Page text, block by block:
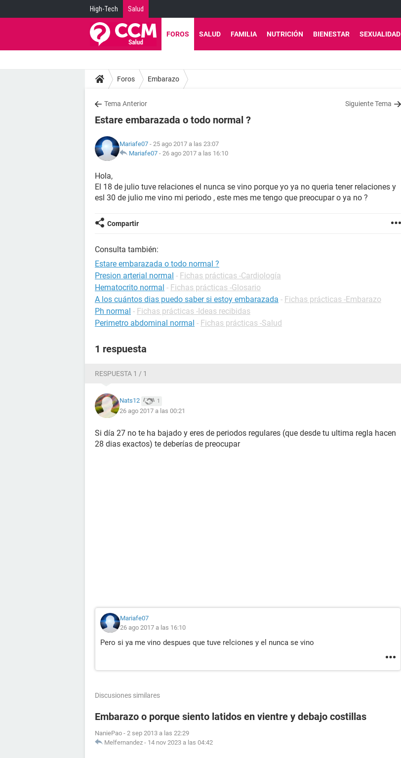
High-Tech Salud
FOROS SALUD FAMILIA NUTRICIÓN BIENESTAR SEXUALIDAD
Foros Embarazo
Tema Anterior Siguiente Tema
Estare embarazada o todo normal ?
Mariafe07 - 25 ago 2017 a las 23:07
Mariafe07 - 26 ago 2017 a las 16:10
Hola,
El 18 de julio tuve relaciones el nunca se vino porque yo ya no queria tener relaciones y
esl 30 de julio me vino mi periodo , este mes me tengo que preocupar o ya no ?
Compartir
Consulta también:
Estare embarazada o todo normal ?
Presion arterial normal - Fichas prácticas -Cardiología
Hematocrito normal - Fichas prácticas -Glosario
A los cuántos dias puedo saber si estoy embarazada - Fichas prácticas -Embarazo
Ph normal - Fichas prácticas -Ideas recibidas
Perimetro abdominal normal - Fichas prácticas -Salud
1 respuesta
RESPUESTA 1 / 1
Nats12 1
26 ago 2017 a las 00:21
Si día 27 no te ha bajado y eres de periodos regulares (que desde tu ultima regla hacen
28 dias exactos) te deberías de preocupar
Mariafe07
26 ago 2017 a las 16:10
Pero si ya me vino despues que tuve relciones y el nunca se vino
Discusiones similares
Embarazo o porque siento latidos en vientre y debajo costillas
NaniePao - 2 sep 2013 a las 22:29
Melfernandez - 14 nov 2023 a las 04:42